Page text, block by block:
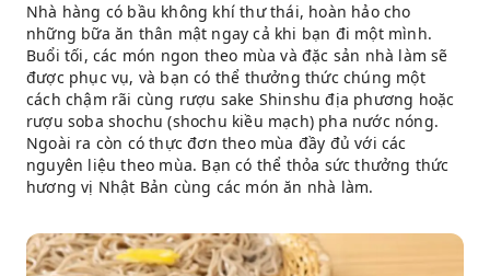
Nhà hàng có bầu không khí thư thái, hoàn hảo cho
những bữa ăn thân mật ngay cả khi bạn đi một mình.
Buổi tối, các món ngon theo mùa và đặc sản nhà làm sẽ
được phục vụ, và bạn có thể thưởng thức chúng một
cách chậm rãi cùng rượu sake Shinshu địa phương hoặc
rượu soba shochu (shochu kiều mạch) pha nước nóng.
Ngoài ra còn có thực đơn theo mùa đầy đủ với các
nguyên liệu theo mùa. Bạn có thể thỏa sức thưởng thức
hương vị Nhật Bản cùng các món ăn nhà làm.